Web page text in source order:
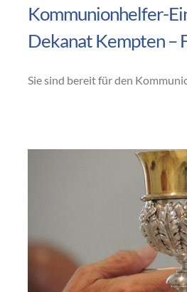
Kommunionhelfer-
Dekanat Kempten –
Sie sind bereit für den